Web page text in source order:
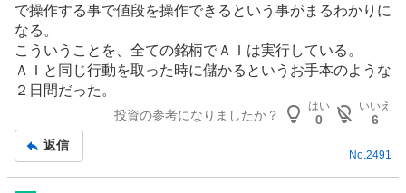
で操作する事で値段を操作できるという事がまるわかりに
なる。
こういうことを、全ての銘柄でＡＩは実行している。
ＡＩと同じ行動を取った時に儲かるというお手本のような
２日間だった。
投資の参考になりましたか？
はい
0
いいえ
6
返信
No. 2491